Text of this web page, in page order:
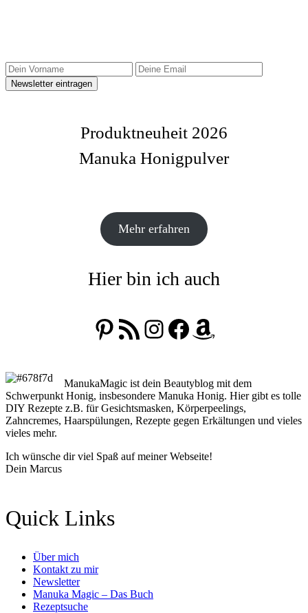
Produktneuheit 2026
Manuka Honigpulver
Mehr erfahren
Hier bin ich auch
Pinterest
RSS-FeedInstagram
Facebook
Amazon
ManukaMagic ist dein Beautyblog mit dem
Schwerpunkt Honig, insbesondere Manuka Honig. Hier gibt es tolle
DIY Rezepte z.B. für Gesichtsmasken, Körperpeelings,
Zahncremes, Haarspülungen, Rezepte gegen Erkältungen und vieles
vieles mehr.
Ich wünsche dir viel Spaß auf meiner Webseite!
Dein Marcus
Quick Links
Über mich
Kontakt zu mir
Newsletter
Manuka Magic – Das Buch
Rezeptsuche